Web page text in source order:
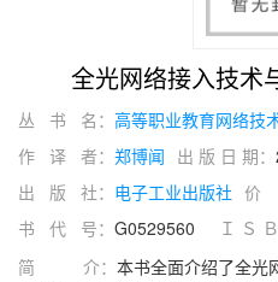
新。完成学习后，学生能独立承
献力量。此外，课程还强调职业
德与责任心，为职业发展筑牢根基
全光网络接入技术
丛 书 名： 高等职业教育网络技
作 译 者： 郑博闻 出 版 日 期：
出 版 社： 电子工业出版社 价
书 代 号： G0529560 Ｉ Ｓ
简 介： 本书全面介绍了全光